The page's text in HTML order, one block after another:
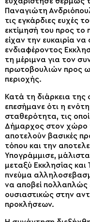
Παναγιώτη
τις εγκάρδιες ευχές
εκτίμησή του προς το
είχαν την ευκαιρία
ενδιαφέροντος
τη μέριμνα για τον
πρωτοβουλιών προς
περιοχής.
Κατά τη διάρκεια
επεσήμανε ότι η
σταθερότητα, τις
Δήμαρχος στον χώρο
αποτελούν βασικές
τόπου και την
Υπογράμμισε,
μεταξύ Εκκλησίας και
πνεύμα
να αποβεί πολλαπλώς
ουσιαστικώς στην
προκλήσεων.